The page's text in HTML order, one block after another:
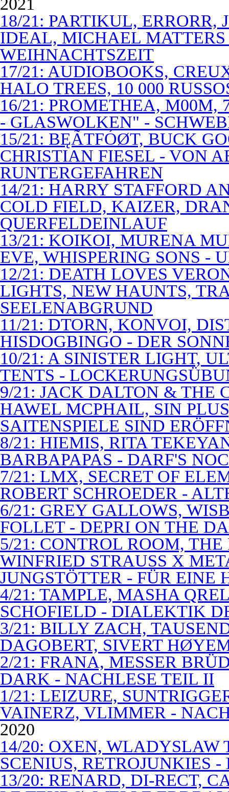
2021
18/21: PARTIKUL,
IDEAL, MICHAEL
WEIHNACHTSZEIT
17/21: AUDIOBOOKS,
HALO TREES, 10 000
16/21: PROMETHEA, M00M,
- GLASWOLKEN" -
15/21: BĘÃTFÓØT, BUCK
CHRISTIAN FIESEL - VON
RUNTERGEFAHREN
14/21: HARRY STAFFORD
COLD FIELD, KAIZER,
QUERFELDEINLAUF
13/21: KOIKOI, MURENA
EVE, WHISPERING SONS -
12/21: DEATH LOVES
LIGHTS, NEW HAUNTS,
SEELENABGRUND
11/21: DTORN, KONVOI,
HISDOGBINGO - DER
10/21: A SINISTER LIGHT,
TENTS -
9/21: JACK DALTON & THE
HAWEL MCPHAIL, SIN
SAITENSPIELE SIND
8/21: HIEMIS, RITA
BARBAPAPAS - DARF'S
7/21: LMX, SECRET OF
ROBERT SCHROEDER -
6/21: GREY GALLOWS,
FOLLET - DEPRI ON THE
5/21: CONTROL ROOM,
WINFRIED STRAUSS X
JUNGSTÖTTER - FÜR EINE
4/21: TAMPLE, MASHA
SCHOFIELD - DIALEKTIK
3/21: BILLY ZACH,
DAGOBERT, SIVERT
2/21: FRANA, MESSER
DARK - NACHLESE TEIL II
1/21: LEIZURE,
VAINERZ, VLIMMER -
2020
14/20: OXEN, WLADYSLAW
SCENIUS, RETROJUNKIES
13/20: RENARD, DI-RECT,